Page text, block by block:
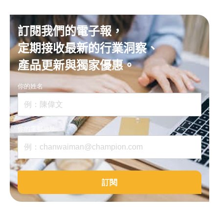
訂閱我們的電子報，
定期接收最新的行業洞察、
產品更新與獨家優惠。
你的姓名
你的電郵地址